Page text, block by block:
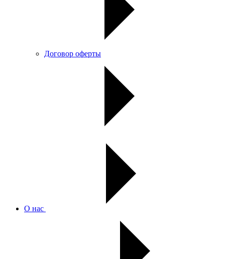
Договор оферты
О нас